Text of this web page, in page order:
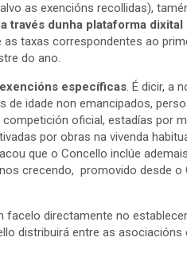
as exencións recollidas),
través dunha plataforma
as taxas correspondentes ao
do ano.
específicas. É dicir, a
de idade non emancipados,
oficial, estadías por
por obras na vivenda
que o Concello inclúe
crecendo, promovido desde o
directamente no
distribuirá entre as asociacións